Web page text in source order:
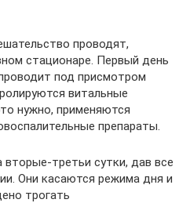
проводят,
стационаре. Первый день
под присмотром
витальные
нужно, применяются
препараты.
третьи сутки, дав все
Они касаются режима дня и
трогать